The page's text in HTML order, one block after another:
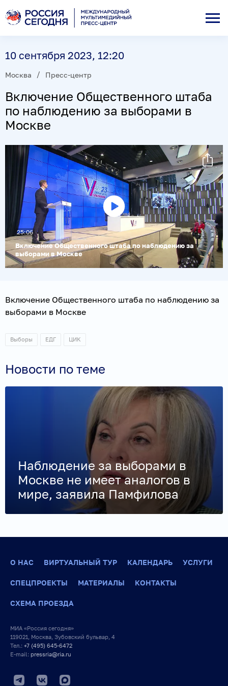
10 сентября 2023, 12:20
Москва Пресс-центр
Включение Общественного штаба
по наблюдению за выборами в
Москве
Воспроизвести
видео
Включение Общественного штаба по наблюдению за
выборами в Москве
25:06
Включение Общественного штаба по наблюдению за
выборами в Москве
Выборы ЕДГ ЦИК
Новости по теме
Наблюдение за выборами в
Москве не имеет аналогов в
мире, заявила Памфилова
О НАС ВИРТУАЛЬНЫЙ ТУР КАЛЕНДАРЬ УСЛУГИ
СПЕЦПРОЕКТЫ МАТЕРИАЛЫ КОНТАКТЫ
СХЕМА ПРОЕЗДА
МИА «Россия сегодня»
119021, Москва, Зубовский бульвар, 4
Тел.: +7 (495) 645-6472
E-mail: pressria@ria.ru